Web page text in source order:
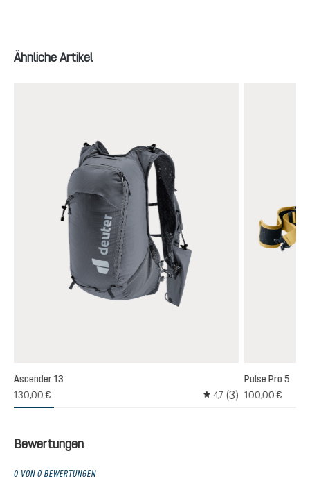
Produktgalerie überspringen
Ähnliche Artikel
Ascender 13
130,00 €
Durchschnittliche
4,7 (3)
Pulse Pro 5
100,00 €
Bewertungen
0 VON 0 BEWERTUNGEN